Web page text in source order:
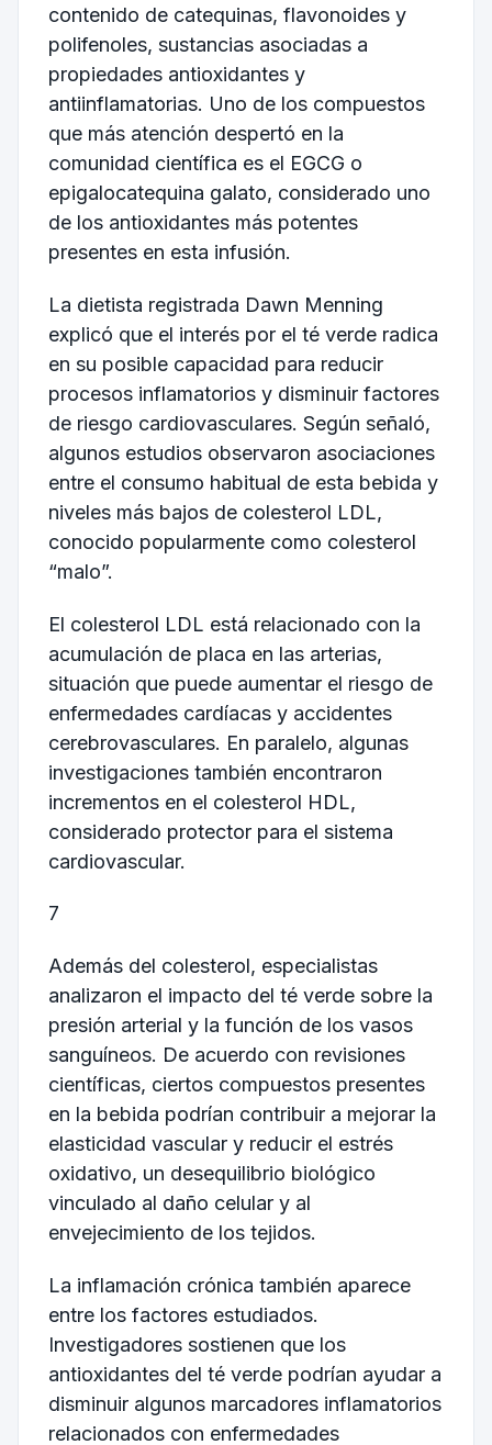
contenido de catequinas, flavonoides y
polifenoles, sustancias asociadas a
propiedades antioxidantes y
antiinflamatorias. Uno de los compuestos
que más atención despertó en la
comunidad científica es el EGCG o
epigalocatequina galato, considerado uno
de los antioxidantes más potentes
presentes en esta infusión.
La dietista registrada Dawn Menning
explicó que el interés por el té verde radica
en su posible capacidad para reducir
procesos inflamatorios y disminuir factores
de riesgo cardiovasculares. Según señaló,
algunos estudios observaron asociaciones
entre el consumo habitual de esta bebida y
niveles más bajos de colesterol LDL,
conocido popularmente como colesterol
“malo”.
El colesterol LDL está relacionado con la
acumulación de placa en las arterias,
situación que puede aumentar el riesgo de
enfermedades cardíacas y accidentes
cerebrovasculares. En paralelo, algunas
investigaciones también encontraron
incrementos en el colesterol HDL,
considerado protector para el sistema
cardiovascular.
7
Además del colesterol, especialistas
analizaron el impacto del té verde sobre la
presión arterial y la función de los vasos
sanguíneos. De acuerdo con revisiones
científicas, ciertos compuestos presentes
en la bebida podrían contribuir a mejorar la
elasticidad vascular y reducir el estrés
oxidativo, un desequilibrio biológico
vinculado al daño celular y al
envejecimiento de los tejidos.
La inflamación crónica también aparece
entre los factores estudiados.
Investigadores sostienen que los
antioxidantes del té verde podrían ayudar a
disminuir algunos marcadores inflamatorios
relacionados con enfermedades